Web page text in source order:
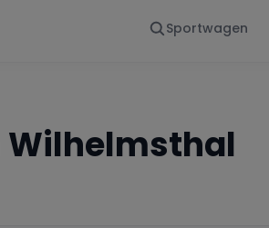
Sportwagen
Wilhelmsthal